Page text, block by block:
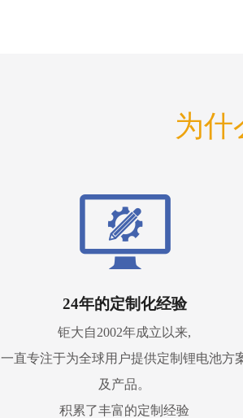
为什
24年的定制化经验
钜大自2002年成立以来,
一直专注于为全球用户提供定制锂电池方
及产品。
积累了丰富的定制经验